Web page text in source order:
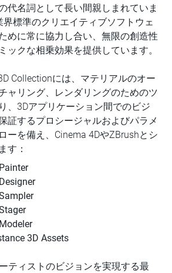
代名詞として長い間親しまれていま
標準のクリエイティブソフトウェ
めに常に協力し合い、無限の創造性
ックな相乗効果を提供しています。
Collectionには、マテリアルのオー
ャリング、レンダリングのためのツ
、3Dアプリケーション間でのビジ
証するプロシージャルおよびパラメ
ーを備え、Cinema 4DやZBrushとシ
す：
3D Assets
ティストのビジョンを実現する最